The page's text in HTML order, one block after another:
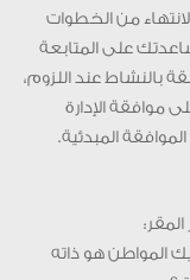
من الخطوات
على المتابعة
عند اللزوم،
موافقة الإدارة
المبدئية.
المواطن هو ذاته